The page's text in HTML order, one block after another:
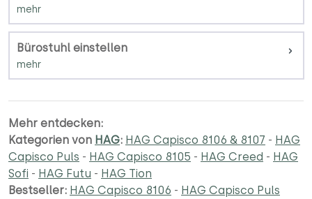
Bürostuhl einstellen
Mehr entdecken:
Kategorien von HAG: HAG Capisco 8106 & 8107 - HAG
Capisco Puls - HAG Capisco 8105 - HAG Creed - HAG
Sofi - HAG Futu - HAG Tion
Bestseller: HAG Capisco 8106 - HAG Capisco Puls